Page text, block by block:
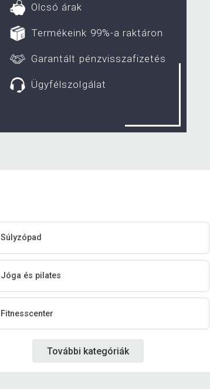
Olcsó árak
Termékeink 99%-a raktáron
Garantált pénzvisszafizetés
Ügyfélszolgálat
Súlyzópad
Jóga és pilates
Fitnesscenter
További kategóriák